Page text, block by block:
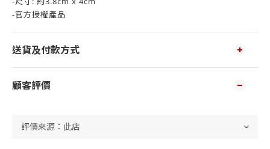
-官方授權產品
送貨及付款方式
顧客評價